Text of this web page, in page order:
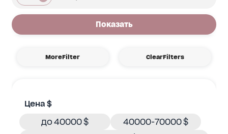
Показать
MoreFilter ClearFilters
Цена $
до 40000 $
40000-70000 $